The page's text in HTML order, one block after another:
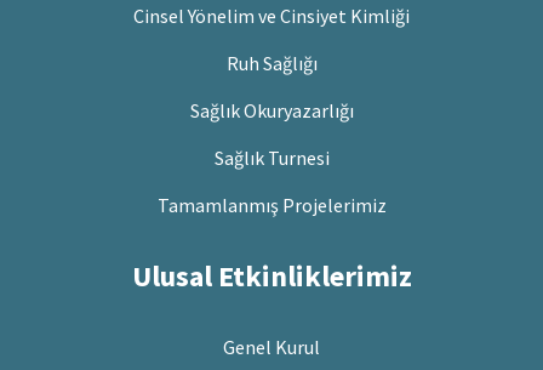
Cinsel Yönelim ve Cinsiyet Kimliği
Ruh Sağlığı
Sağlık Okuryazarlığı
Sağlık Turnesi
Tamamlanmış Projelerimiz
Ulusal Etkinliklerimiz
Genel Kurul